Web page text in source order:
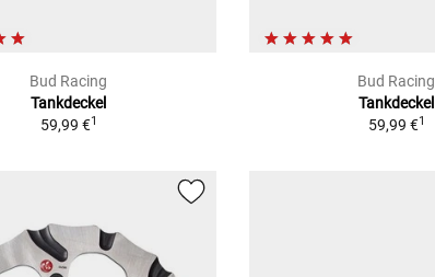
Bud Racing
Tankdeckel
59,99 €1
Bud Racing
Tankdeckel
59,99 €1